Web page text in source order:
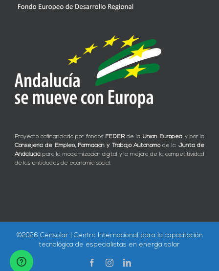
Proyecto cofinanciado por fondos FEDERde la Unión Europea y por la
Consejería de Empleo, Formación y Trabajo Autónomode la Junta de
Andalucía para la modernización digital y la mejora de la competitividad
de las entidades de economía social.
©2026 Censolar | Centro Internacional para la capacitación
tecnológica de especialistas en energía solar
FacebookInstagramLinkedIn